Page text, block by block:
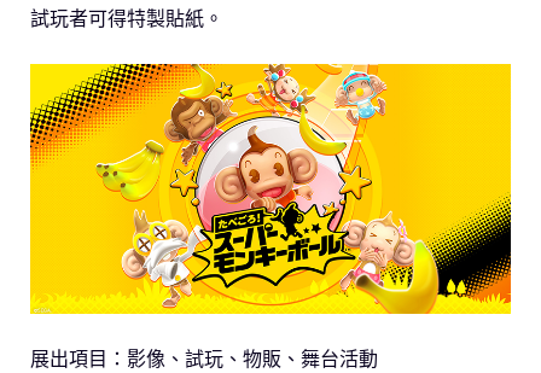
試玩者可得特製貼紙。
展出項目：影像、試玩、物販、舞台活動